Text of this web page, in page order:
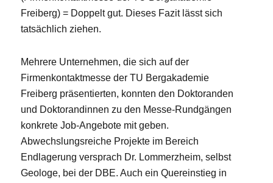
Freiberg) = Doppelt gut. Dieses Fazit lässt sich
tatsächlich ziehen.
Mehrere Unternehmen, die sich auf der
Firmenkontaktmesse der TU Bergakademie
Freiberg präsentierten, konnten den Doktoranden
und Doktorandinnen zu den Messe-Rundgängen
konkrete Job-Angebote mit geben.
Abwechslungsreiche Projekte im Bereich
Endlagerung versprach Dr. Lommerzheim, selbst
Geologe, bei der DBE. Auch ein Quereinstieg in